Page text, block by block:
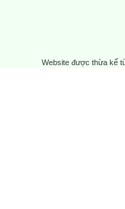
Website được thừa kế